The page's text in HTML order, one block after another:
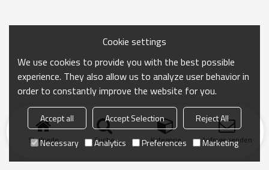
Startseite Suche Kategorie Anfrage senden
Cookie settings
We use cookies to provide you with the best possible
experience. They also allow us to analyze user behavior in
order to constantly improve the website for you.
Accept all Accept Selection
Reject All
Necessary
Analytics Preferences Marketing